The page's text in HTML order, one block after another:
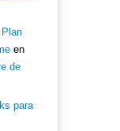
en
de
para